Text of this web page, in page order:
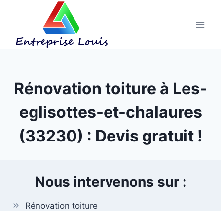
Rénovation toiture à Les-
eglisottes-et-chalaures
(33230) : Devis gratuit !
Nous intervenons sur :
Rénovation toiture